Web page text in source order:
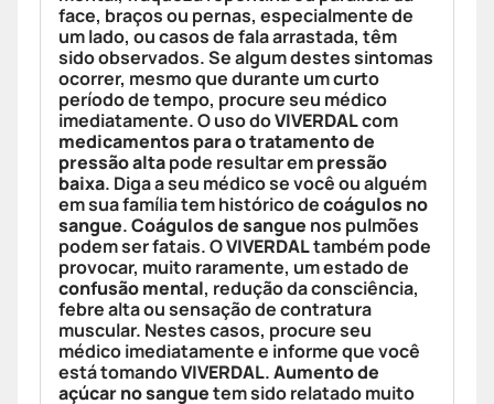
face, braços ou pernas, especialmente de
um lado, ou casos de fala arrastada, têm
sido observados. Se algum destes sintomas
ocorrer, mesmo que durante um curto
período de tempo, procure seu médico
imediatamente. O uso doVIVERDALcom
medicamentos para o tratamento de
pressão altapode resultar empressão
baixa. Diga a seu médico se você ou alguém
em sua família tem histórico decoágulos no
sangue.Coágulos de sangue nos pulmões
podem ser fatais. OVIVERDALtambém pode
provocar, muito raramente, um estado de
confusão mental, redução da consciência,
febre alta ou sensação de contratura
muscular. Nestes casos, procure seu
médico imediatamente e informe que você
está tomandoVIVERDAL.Aumento de
açúcar no sanguetem sido relatado muito